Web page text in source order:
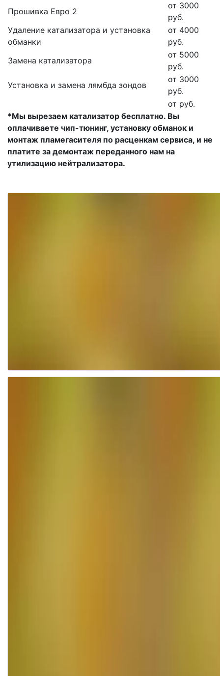
Прошивка Евро 2
от 3000
руб.
Удаление катализатора и установка
обманки
от 4000
руб.
Замена катализатора
от 5000
руб.
Установка и замена лямбда зондов
от 3000
руб.
от руб.
*Мы вырезаем катализатор бесплатно. Вы
оплачиваете чип-тюнинг, установку обманок и
монтаж пламегасителя по расценкам сервиса, и не
платите за демонтаж переданного нам на
утилизацию нейтрализатора.